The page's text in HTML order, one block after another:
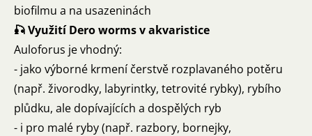
biofilmu a na usazeninách
🎣 Využití Dero worms v akvaristice
Auloforus je vhodný:
- jako výborné krmení čerstvě rozplavaného potěru
(např. živorodky, labyrintky, tetrovité rybky), rybího
plůdku, ale dopívajících a dospělých ryb
- i pro malé ryby (např. razbory, bornejky,